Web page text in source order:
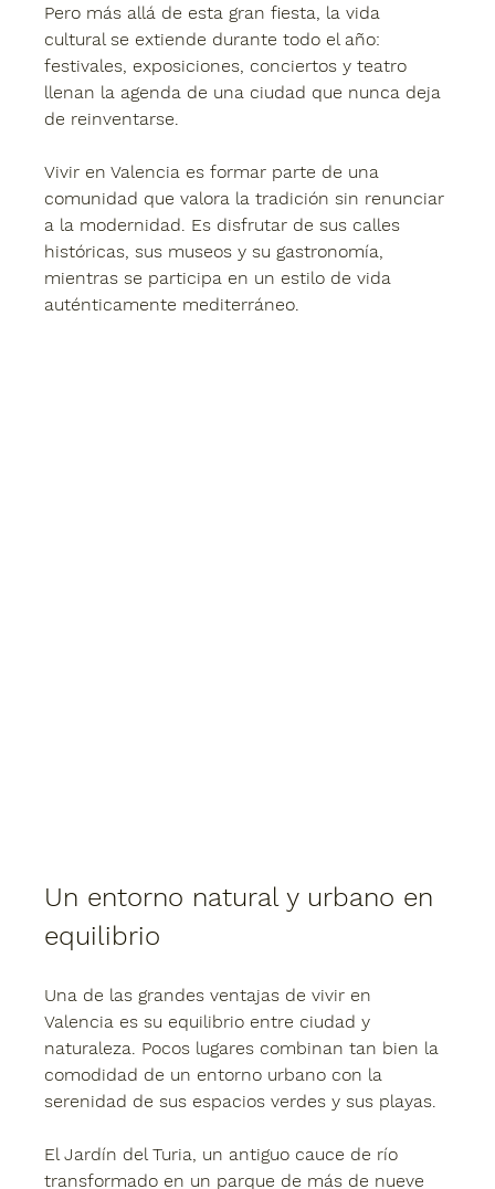
Pero más allá de esta gran fiesta, la vida
cultural se extiende durante todo el año:
festivales, exposiciones, conciertos y teatro
llenan la agenda de una ciudad que nunca deja
de reinventarse.
Vivir en Valencia es formar parte de una
comunidad que valora la tradición sin renunciar
a la modernidad. Es disfrutar de sus calles
históricas, sus museos y su gastronomía,
mientras se participa en un estilo de vida
auténticamente mediterráneo.
Un entorno natural y urbano en
equilibrio
Una de las grandes ventajas de vivir en
Valencia es su equilibrio entre ciudad y
naturaleza. Pocos lugares combinan tan bien la
comodidad de un entorno urbano con la
serenidad de sus espacios verdes y sus playas.
El Jardín del Turia, un antiguo cauce de río
transformado en un parque de más de nueve